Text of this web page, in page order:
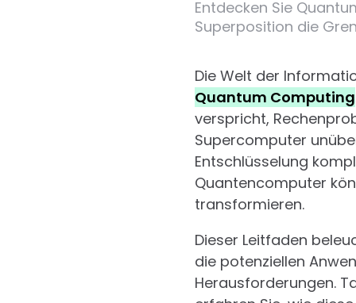
Entdecken Sie
Superposition die
Die Welt der
Quantum Computing
verspricht,
Supercomputer
Entschlüsselung
Quantencomputer
transformieren.
Dieser Leitfaden
die potenziellen
Herausforderungen.